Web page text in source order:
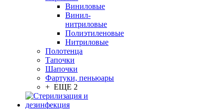
Виниловые
Винил-
нитриловые
Полиэтиленовые
Нитриловые
Полотенца
Тапочки
Шапочки
Фартуки, пеньюары
+ ЕЩЕ 2